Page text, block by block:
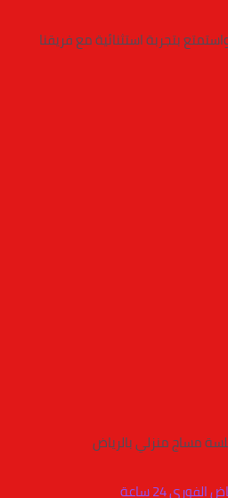
بتجربة استثنائية مع فريقنا
مساج منزلي بالرياض
24 ساعة